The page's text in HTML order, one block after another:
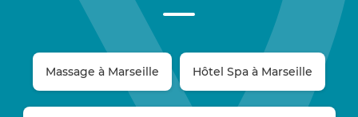
Massage à Marseille Hôtel Spa à Marseille